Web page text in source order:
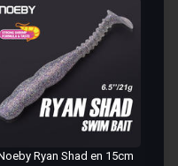
Ryan Shad en 15cm